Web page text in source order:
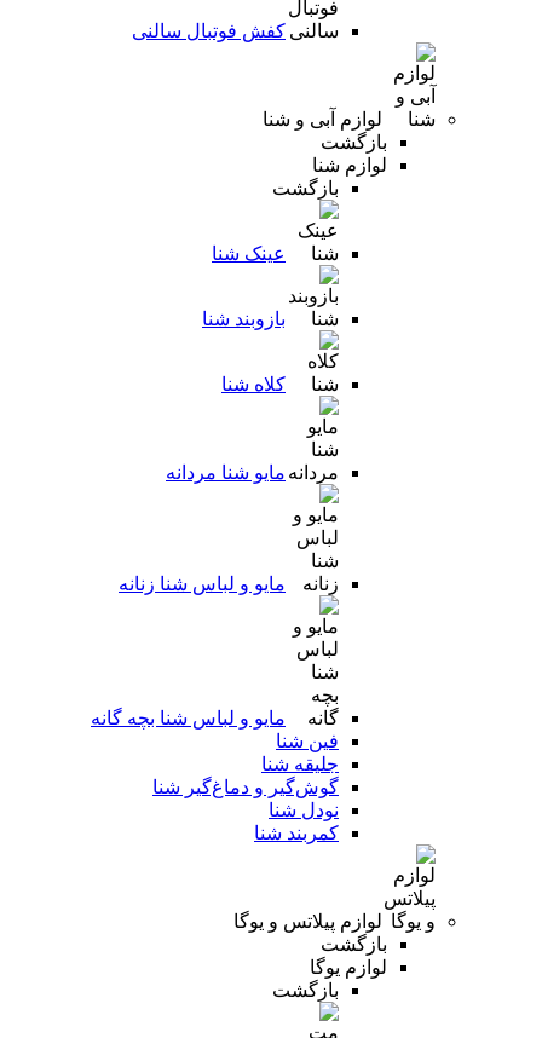
کفش فوتبال سالنی
لوازم آبی و شنا
بازگشت
لوازم شنا
بازگشت
عینک شنا
بازوبند شنا
کلاه شنا
مایو شنا مردانه
مایو و لباس شنا زنانه
مایو و لباس شنا بچه گانه
فین شنا
جلیقه شنا
گوش‌گیر و دماغ‌گیر شنا
نودل شنا
کمربند شنا
لوازم پیلاتس و یوگا
بازگشت
لوازم یوگا
بازگشت